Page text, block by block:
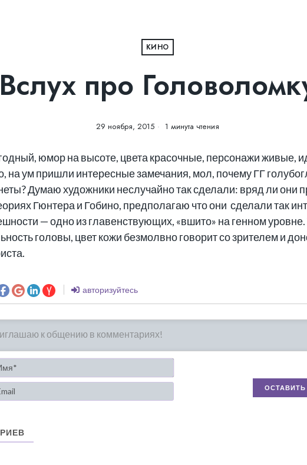
КИНО
Вслух про
29 ноября, 2015 1 минута чтения
юмор на высоте, цвета красочные, персонажи живые,
на ум пришли интересные замечания, мол, почему ГГ
Думаю художники неслучайно так сделали: вряд ли они
Гюнтера и Гобино, предполагаю что они сделали так
— одно из главенствующих, «вшито» на генном
головы, цвет кожи безмолвно говорит со зрителем и
авторизуйтесь
Имя*
Email